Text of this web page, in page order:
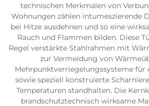
technischen Merkmalen von
Wohnungen zählen intumeszierende
bei Hitze ausdehnen und so eine
Rauch und Flammen bilden. Diese
Regel verstärkte Stahlrahmen mit
zur Vermeidung von
Mehrpunktverriegelungssysteme für
sowie speziell konstruierte
Temperaturen standhalten. Die
brandschutztechnisch wirksame